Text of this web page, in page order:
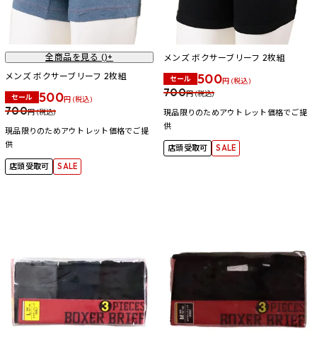
全商品を見る ()+
メンズ ボクサーブリーフ 2枚組
セール 500円 (税込)
700円 (税込)
現品限りのためアウトレット価格でご提
供
店頭受取可 SALE
メンズ ボクサーブリーフ 2枚組
セール 500円 (税込)
700円 (税込)
現品限りのためアウトレット価格でご提
供
店頭受取可 SALE